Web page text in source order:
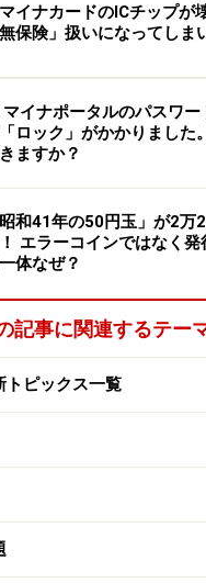
う、親企業のエンジニ
、親企業の海外支店が
と、全面的にバックア
に上海に駐在していた
ことができた。
工場への部品納入を続
だいたい2社から4社の
め、コスト削減を求め
力のない中小企業は次
中小企業は国内に残っ
った数へと、整理淘汰さ
きないが、上の言うこ
困らなかった。このよ
イナカードのICチップが
無保険」扱いになってしま
マイナポータルのパスワー
ロック」がかかりました
ますか？
昭和41年の50円玉」が2万
エラーコインではなく
体なぜ？
記事に関連するテー
トピックス一覧